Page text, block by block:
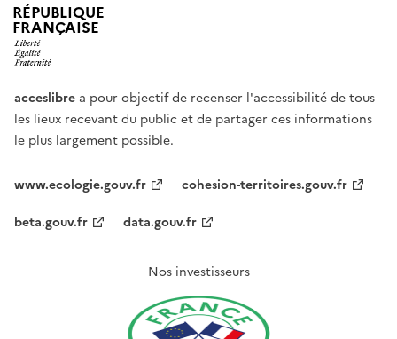
RÉPUBLIQUE
FRANÇAISE
acceslibre a pour objectif de recenser l'accessibilité de tous
les lieux recevant du public et de partager ces informations
le plus largement possible.
www.ecologie.gouv.fr
cohesion-territoires.gouv.fr
beta.gouv.fr
data.gouv.fr
Nos investisseurs